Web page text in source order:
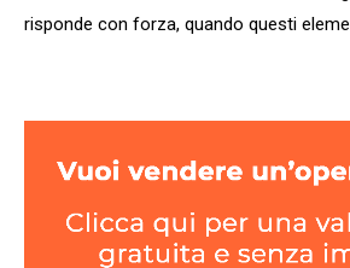
risponde con forza, quando questi